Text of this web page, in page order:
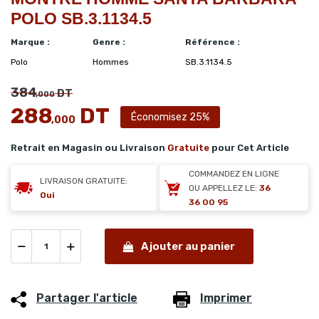
POLO SB.3.1134.5
Marque :
Polo
Genre :
Hommes
Référence :
SB.3.1134.5
384,000DT
288,000 DT Économisez 25%
Retrait en Magasin ou Livraison Gratuite pour Cet Article
LIVRAISON GRATUITE:
Oui
COMMANDEZ EN LIGNE
OU APPELLEZ LE: 36
36 00 95
Ajouter au panier
Partager l'article Imprimer